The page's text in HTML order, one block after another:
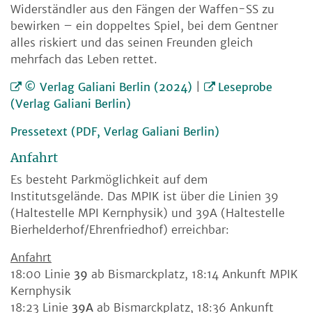
Widerständler aus den Fängen der Waffen-SS zu
bewirken – ein doppeltes Spiel, bei dem Gentner
alles riskiert und das seinen Freunden gleich
mehrfach das Leben rettet.
© Verlag Galiani Berlin (2024)
Leseprobe
(Verlag Galiani Berlin)
Pressetext (PDF, Verlag Galiani Berlin)
Anfahrt
Es besteht Parkmöglichkeit auf dem
Institutsgelände. Das MPIK ist über die Linien 39
(Haltestelle MPI Kernphysik) und 39A (Haltestelle
Bierhelderhof/Ehrenfriedhof) erreichbar:
Anfahrt
18:00 Linie 39 ab Bismarckplatz, 18:14 Ankunft MPIK
Kernphysik
18:23 Linie 39A ab Bismarckplatz, 18:36 Ankunft